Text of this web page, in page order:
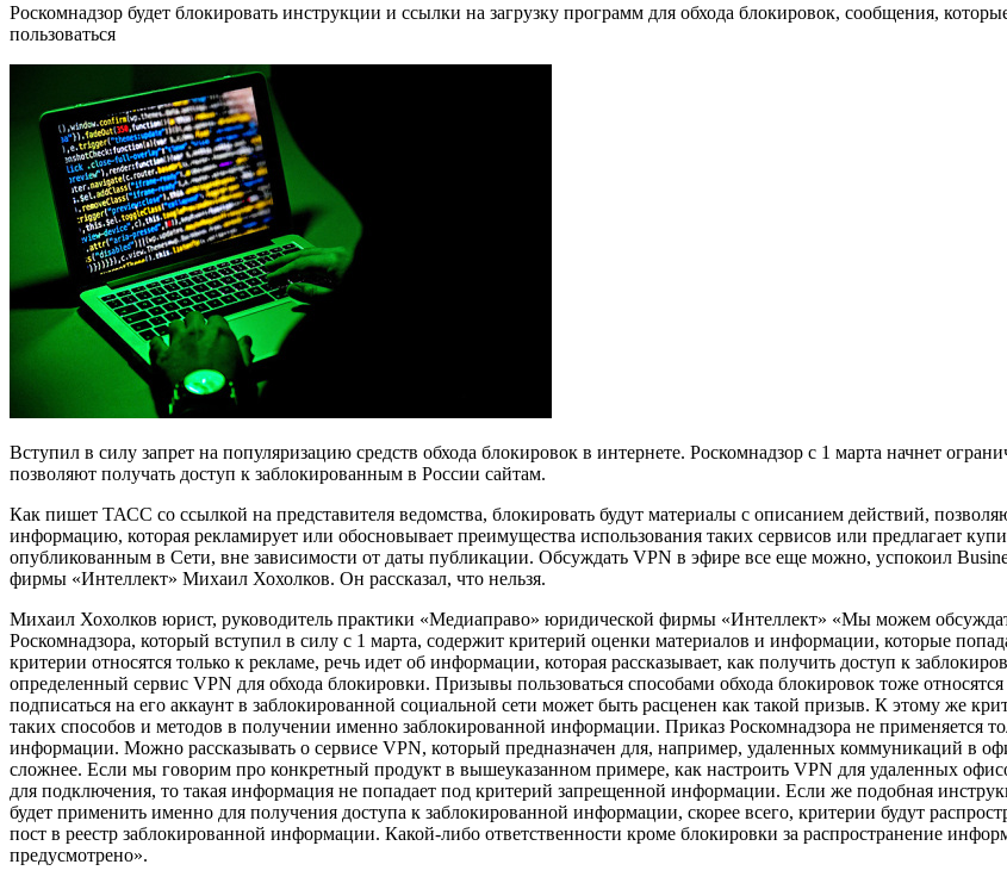
Роскомнадзор будет блокировать инструкции и ссылки на загрузку программ для обхода блокировок, сообщения,
пользоваться
Вступил в силу запрет на популяризацию средств обхода блокировок в интернете. Роскомнадзор с 1 марта начнет
позволяют получать доступ к заблокированным в России сайтам.
Как пишет ТАСС со ссылкой на представителя ведомства, блокировать будут материалы с описанием действий,
информацию, которая рекламирует или обосновывает преимущества использования таких сервисов или предлагает
опубликованным в Сети, вне зависимости от даты публикации. Обсуждать VPN в эфире все еще можно, успокоил
фирмы «Интеллект» Михаил Хохолков. Он рассказал, что нельзя.
Михаил Хохолков юрист, руководитель практики «Медиаправо» юридической фирмы «Интеллект» «Мы можем
Роскомнадзора, который вступил в силу с 1 марта, содержит критерий оценки материалов и информации, которые
критерии относятся только к рекламе, речь идет об информации, которая рассказывает, как получить доступ к
определенный сервис VPN для обхода блокировки. Призывы пользоваться способами обхода блокировок тоже
подписаться на его аккаунт в заблокированной социальной сети может быть расценен как такой призыв. К этому же
таких способов и методов в получении именно заблокированной информации. Приказ Роскомнадзора не применяется
информации. Можно рассказывать о сервисе VPN, который предназначен для, например, удаленных коммуникаций в
сложнее. Если мы говорим про конкретный продукт в вышеуказанном примере, как настроить VPN для удаленных
для подключения, то такая информация не попадает под критерий запрещенной информации. Если же подобная
будет применить именно для получения доступа к заблокированной информации, скорее всего, критерии будут
пост в реестр заблокированной информации. Какой-либо ответственности кроме блокировки за распространение
предусмотрено».